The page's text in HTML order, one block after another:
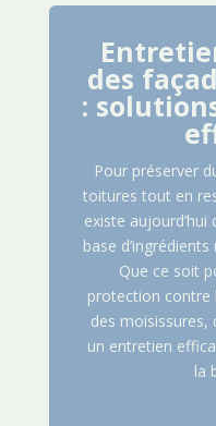
des
:
Pour préserver
toitures tout en
existe
base
Que ce soit
protection contre
des moisissures,
un entretien
la